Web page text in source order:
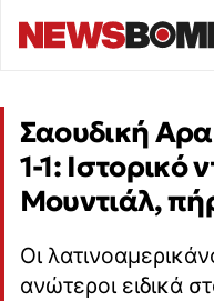
Σαουδική
1-1: Ιστορικό
Μουντιάλ,
Οι
ανώτεροι ειδικά